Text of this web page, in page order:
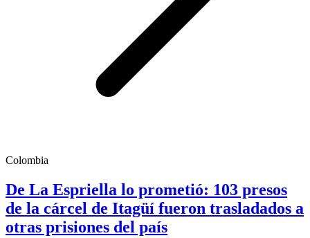
Colombia
De La Espriella lo prometió: 103 presos
de la cárcel de Itagüí fueron trasladados a
otras prisiones del país